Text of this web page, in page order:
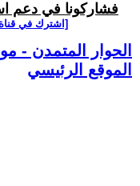
فشاركونا في دعم
[اشترك في
الحوار المتمدن -
الموقع الرئيسي